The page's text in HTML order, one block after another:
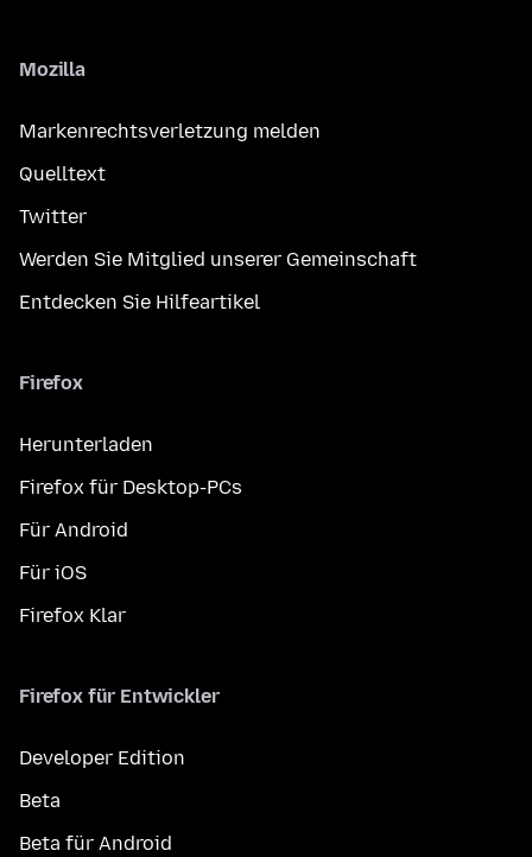
Mozilla
Markenrechtsverletzung melden
Quelltext
Twitter
Werden Sie Mitglied unserer Gemeinschaft
Entdecken Sie Hilfeartikel
Firefox
Herunterladen
Firefox für Desktop-PCs
Für Android
Für iOS
Firefox Klar
Firefox für Entwickler
Developer Edition
Beta
Beta für Android